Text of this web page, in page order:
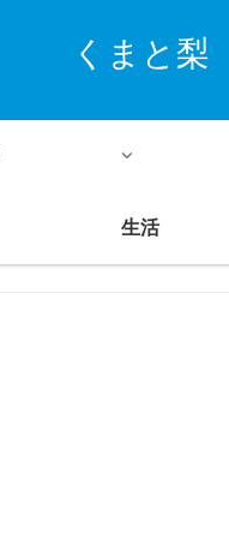
くまと梨
生活